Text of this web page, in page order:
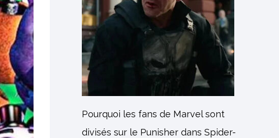
Pourquoi les fans de Marvel sont
divisés sur le Punisher dans Spider-